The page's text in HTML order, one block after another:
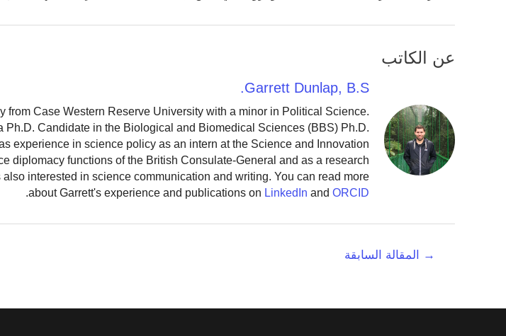
عن الكاتب
Garrett Dunlap, B.S.
from Case Western Reserve University with a minor in Political Science.
Ph.D. Candidate in the Biological and Biomedical Sciences (BBS) Ph.D.
experience in science policy as an intern at the Science and Innovation
diplomacy functions of the British Consulate-General and as a research
interested in science communication and writing. You can read more
about Garrett's experience and publications on LinkedIn and ORCID
.
تصفّح→ المقالة السابقة